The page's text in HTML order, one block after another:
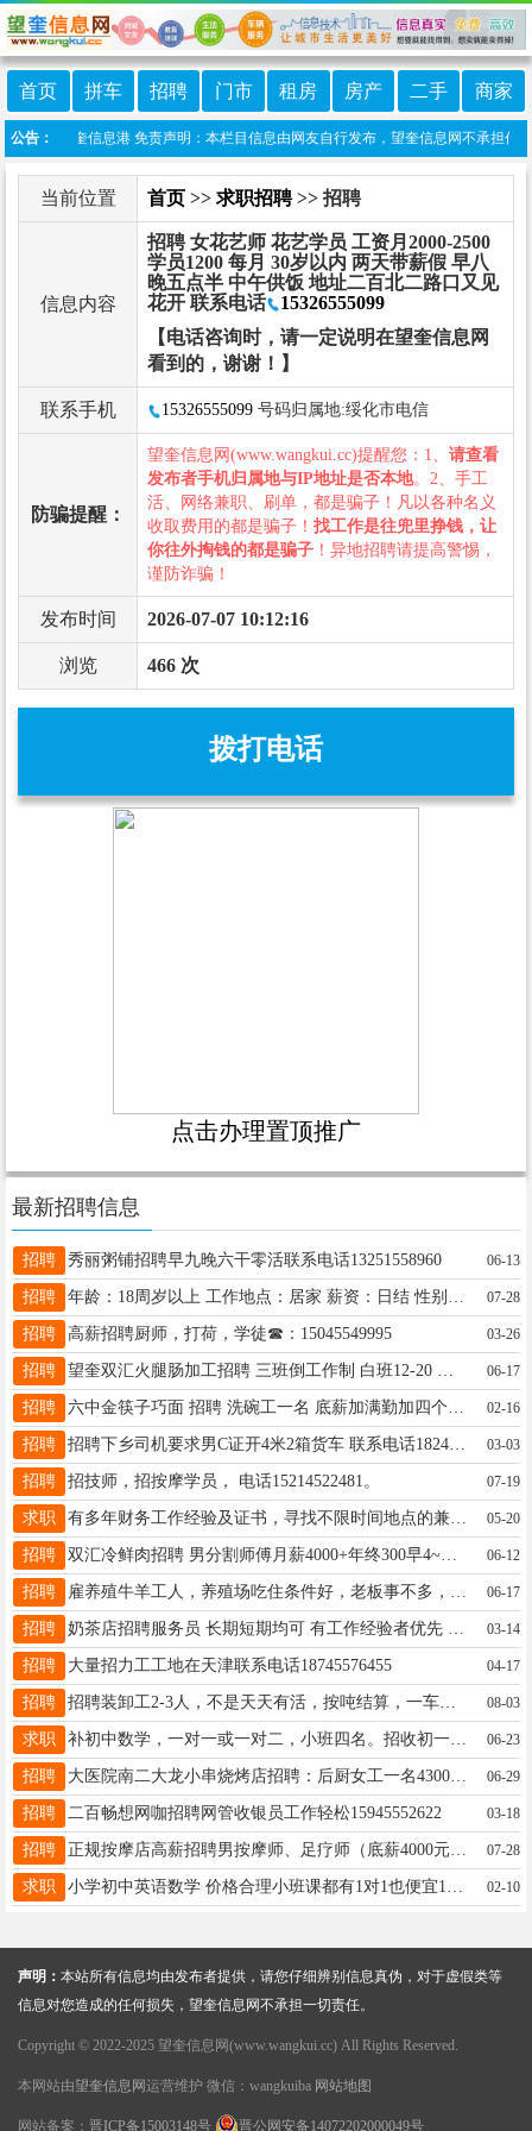
首页 拼车 招聘 门市 租房 房产 二手 商家
公告：
程序:望奎信息港 免责声明：本栏目信息由网友自行发布，望奎信息网不承担任
当前位置 首页 >> 求职招聘>> 招聘
信息内容
招聘 女花艺师 花艺学员 工资月2000-2500
学员1200 每月 30岁以内 两天带薪假 早八
晚五点半 中午供饭 地址二百北二路口又见
花开 联系电话
15326555099
【电话咨询时，请一定说明在望奎信息网
看到的，谢谢！】
联系手机 15326555099 号码归属地:绥化市电信
防骗提醒：
望奎信息网(www.wangkui.cc)提醒您：1、 请查看
发布者手机归属地与IP地址是否本地。2、手工
活、网络兼职、刷单，都是骗子！凡以各种名义
收取费用的都是骗子！ 找工作是往兜里挣钱，让
你往外掏钱的都是骗子 ！异地招聘请提高警惕，
谨防诈骗！
发布时间 2026-07-07 10:12:16
浏览 466 次
拨打电话
点击办理置顶推广
最新招聘信息
招聘 秀丽粥铺招聘早九晚六干零活联系电话13251558960 06-13
招聘 07-28
招聘 高薪招聘厨师，打荷，学徒☎：15045549995 03-26
招聘 06-17
招聘 02-16
招聘 招聘下乡司机要求男C证开4米2箱货车 联系电话18245532929 03-03
招聘 招技师，招按摩学员， 电话15214522481。 07-19
求职 有多年财务工作经验及证书，寻找不限时间地点的兼职工作（包括但不限于财务统计类工作）。 联系电话13604554384（微信同步） 05-20
招聘 06-12
招聘 06-17
招聘 03-14
招聘 大量招力工工地在天津联系电话18745576455 04-17
招聘 招聘装卸工2-3人，不是天天有活，按吨结算，一车一结账，每个月都有几次，电话13154556755 08-03
求职 补初中数学，一对一或一对二，小班四名。招收初一，初二，初三，初四，本人亲自带，价格优惠。本人有十多年教学辅导经验，带过多届初四毕业班学生，有中考方向命题18645558627 06-23
招聘 大医院南二大龙小串烧烤店招聘：后厨女工一名4300➕200满勤，服务员一名4000➕200满勤➕酒水提成，有时需要值班，招穿串工，联系电话:16645516002微信同步 06-29
招聘 二百畅想网咖招聘网管收银员工作轻松15945552622 03-18
招聘 正规按摩店高薪招聘男按摩师、足疗师（底薪4000元），同时招收残疾人学员若干名，免费培训、免费提供食宿，学成后安排工作，联系电话：18645576414 07-28
求职 02-10
声明： 本站所有信息均由发布者提供，请您仔细辨别信息真伪，对于虚假类等
信息对您造成的任何损失，望奎信息网不承担一切责任。
Copyright © 2022-2025 望奎信息网(www.wangkui.cc) All Rights Reserved.
本网站由望奎信息网 运营维护 微信：wangkuiba 网站地图
网站备案： 晋ICP备15003148号 晋公网安备14072202000049号